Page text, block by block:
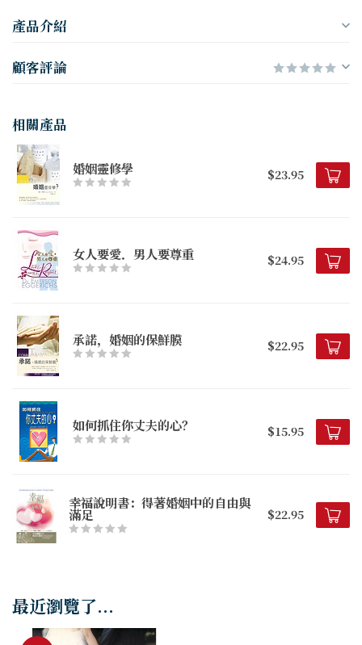
產品介紹
顧客評論
相關產品
婚姻靈修學 $23.95
女人要愛．男人要尊重 $24.95
承諾，婚姻的保鮮膜 $22.95
如何抓住你丈夫的心？ $15.95
幸福說明書：得著婚姻中的自由與
滿足 $22.95
最近瀏覽了...